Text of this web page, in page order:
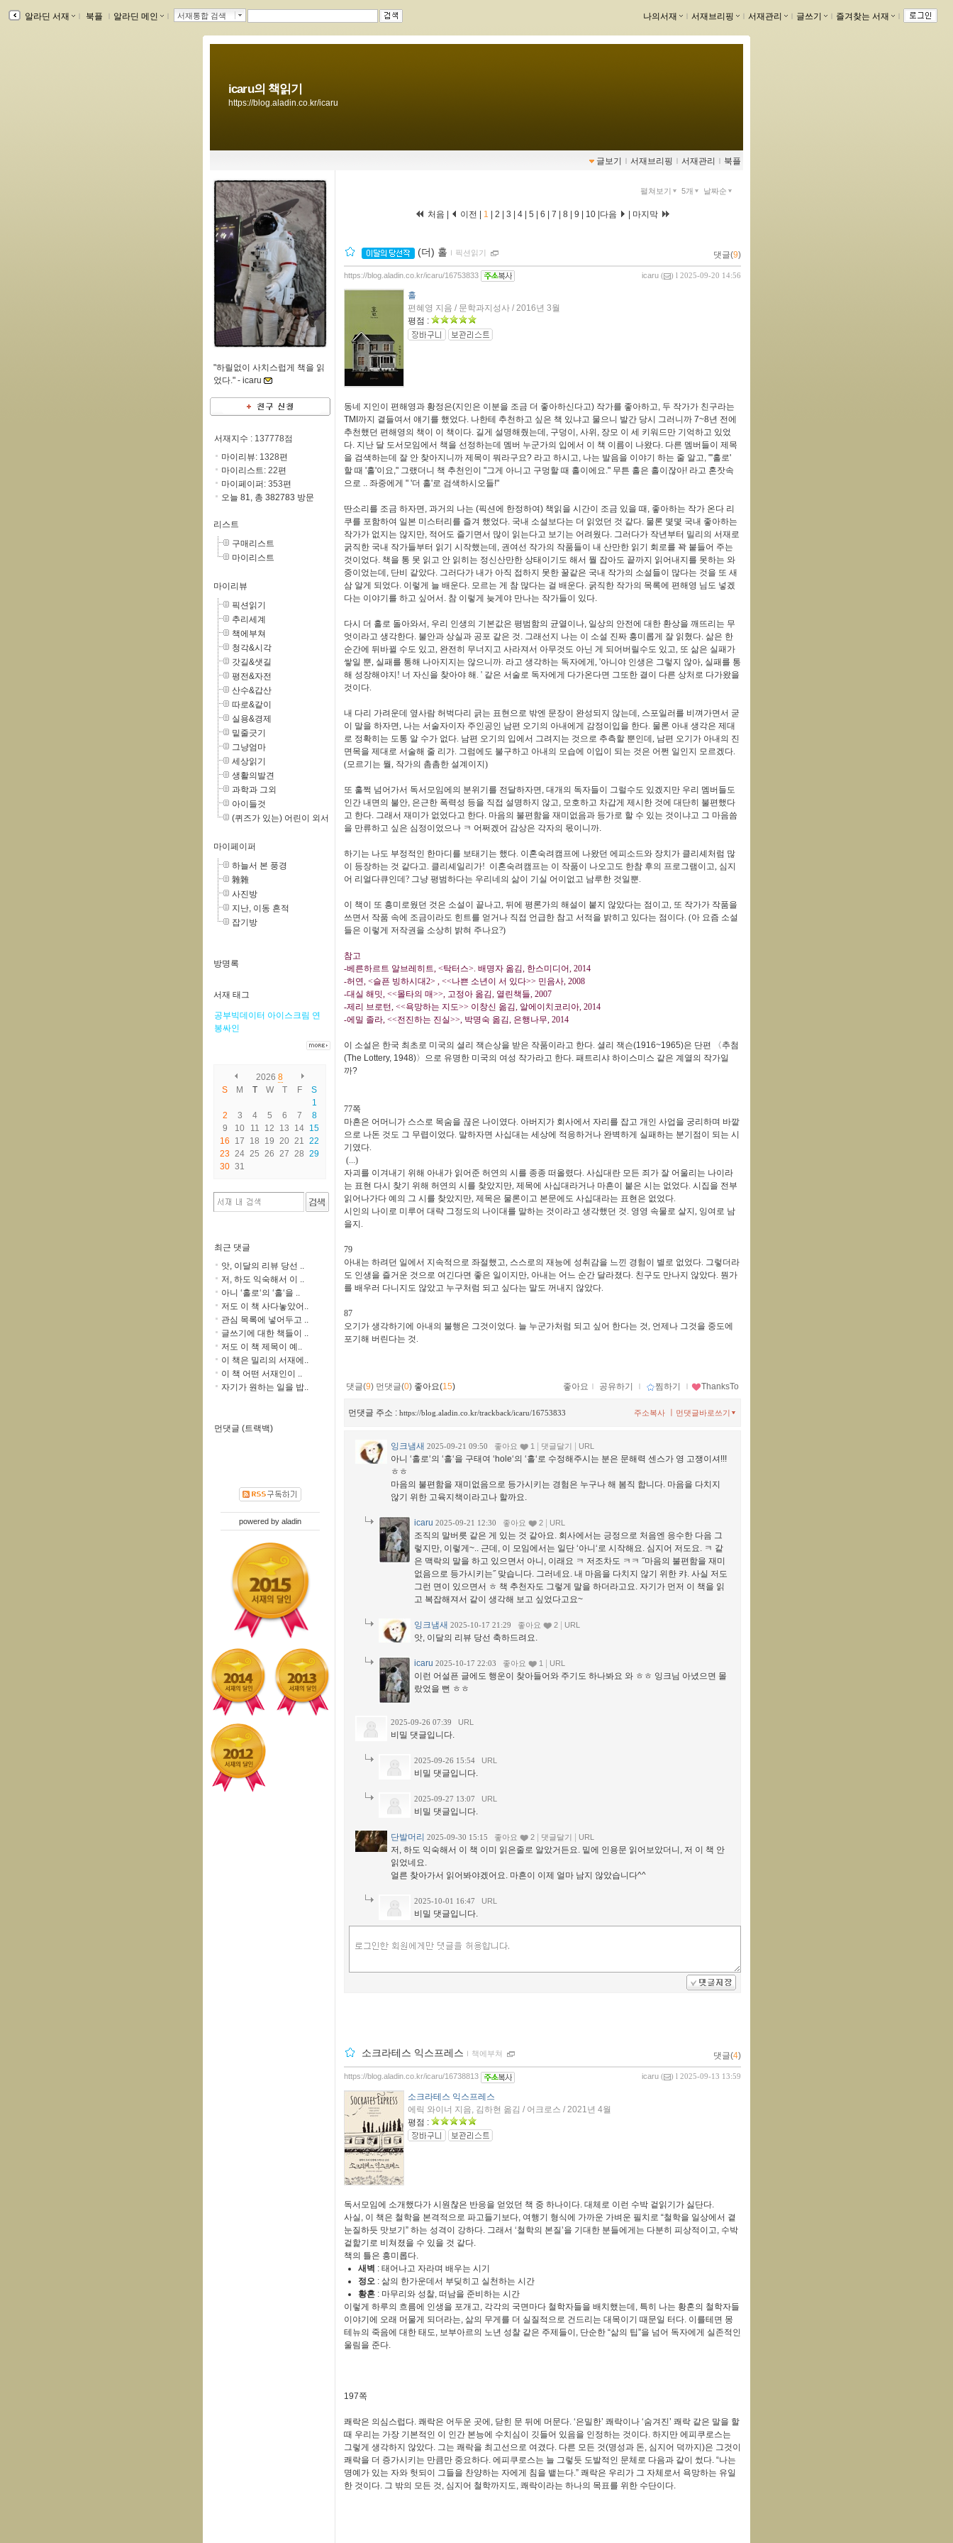
알라딘 서재 북플 알라딘 메인 서재통합 검색 나의서재 서재브리핑 서재관리 글쓰기 즐겨찾는 서재
icaru의 책읽기
https://blog.aladin.co.kr/icaru
글보기 ｌ 서재브리핑 ｌ 서재관리 ｌ 북플
"하릴없이 사치스럽게 책을 읽
었다." - icaru
서재지수 : 137778점
마이리뷰: 1328편
마이리스트: 22편
마이페이퍼: 353편
오늘 81, 총 382783 방문
리스트
구매리스트
마이리스트
마이리뷰
픽션읽기
추리세계
책에부쳐
청각&시각
갓길&샛길
평전&자전
산수&갑산
따로&같이
실용&경제
밑줄긋기
그냥엄마
세상읽기
생활의발견
과학과 그외
아이들것
(퀴즈가 있는) 어린이 외서
마이페이퍼
하늘서 본 풍경
雜雜
사진방
지난, 이동 흔적
잡기방
방명록
서재 태그
공부빅데이터 아이스크림 연
봉싸인
2026 8
S
M T W T F
S
1
2
3 4 5 6 7
8
9
10 11 12 13 14 15
16
17 18 19 20 21 22
23 24 25 26 27 28 29
30 31
최근 댓글
앗, 이달의 리뷰 당선 ..
저, 하도 익숙해서 이 ..
아니 ‘홀로‘의 ‘홀‘을 ..
저도 이 책 사다놓았어..
관심 목록에 넣어두고 ..
글쓰기에 대한 책들이 ..
저도 이 책 제목이 예..
이 책은 밀리의 서재에..
이 책 어떤 서재인이 ..
자기가 원하는 일을 밥..
먼댓글 (트랙백)
powered by aladin
펼쳐보기 5개 날짜순
처음 | 이전 | 1 2 3 4 5 6 7 8 9 10 다음 마지막
(더) 홀 ｌ 픽션읽기 댓글(9)
icaru ( ) l 2025-09-20 14:56
https://blog.aladin.co.kr/icaru/16753833
홀
편혜영 지음 / 문학과지성사 / 2016년 3월
평점 :
동네 지인이 편해영과 황정은(지인은 이분을 조금 더 좋아하신다고) 작가를 좋아하고, 두 작가가 친구라는
TMI까지 곁들여서 얘기를 했었다. 나한테 추천하고 싶은 책 있냐고 물으니 발간 당시 그러니까 7~8년 전에
추천했던 편해영의 책이 이 책이다. 길게 설명해줬는데, 구덩이, 사위, 장모 이 세 키워드만 기억하고 있었
다. 지난 달 도서모임에서 책을 선정하는데 멤버 누군가의 입에서 이 책 이름이 나왔다. 다른 멤버들이 제목
을 검색하는데 잘 안 찾아지니까 제목이 뭐라구요? 라고 하시고, 나는 발음을 이야기 하는 줄 알고, "'홀로'
할 때 '홀'이요," 그랬더니 책 추천인이 "그게 아니고 구멍할 때 홀이에요." 무튼 홀은 홀이잖아! 라고 혼잣속
으로 .. 좌중에게 " '더 홀'로 검색하시오들!"
딴소리를 조금 하자면, 과거의 나는 (픽션에 한정하여) 책읽을 시간이 조금 있을 때, 좋아하는 작가 온다 리
쿠를 포함하여 일본 미스터리를 즐겨 했었다. 국내 소설보다는 더 읽었던 것 같다. 물론 몇몇 국내 좋아하는
작가가 없지는 않지만, 적어도 즐기면서 많이 읽는다고 보기는 어려웠다. 그러다가 작년부터 밀리의 서재로
굵직한 국내 작가들부터 읽기 시작했는데, 권여선 작가의 작품들이 내 산만한 읽기 회로를 꽉 붙들어 주는
것이었다. 책을 통 못 읽고 안 읽히는 정신산만한 상태이기도 해서 뭘 잡아도 끝까지 읽어내지를 못하는 와
중이었는데, 단비 같았다. 그러다가 내가 아직 접하지 못한 꿀같은 국내 작가의 소설들이 많다는 것을 또 새
삼 알게 되었다. 이렇게 늘 배운다. 모르는 게 참 많다는 걸 배운다. 굵직한 작가의 목록에 편해영 님도 넣겠
다는 이야기를 하고 싶어서. 참 이렇게 늦게야 만나는 작가들이 있다.
다시 더 홀로 돌아와서, 우리 인생의 기본값은 평범함의 균열이나, 일상의 안전에 대한 환상을 깨뜨리는 무
엇이라고 생각한다. 불안과 상실과 공포 같은 것. 그래선지 나는 이 소설 진짜 흥미롭게 잘 읽혔다. 삶은 한
순간에 뒤바뀔 수도 있고, 완전히 무너지고 사라져서 아무것도 아닌 게 되어버릴수도 있고, 또 삶은 실패가
쌓일 뿐, 실패를 통해 나아지지는 않으니까. 라고 생각하는 독자에게, '아니야 인생은 그렇지 않아, 실패를 통
해 성장해야지! 너 자신을 찾아야 해. ' 같은 서술로 독자에게 다가온다면 그또한 결이 다른 상처로 다가왔을
것이다.
내 다리 가려운데 옆사람 허벅다리 긁는 표현으로 밖엔 문장이 완성되지 않는데, 스포일러를 비껴가면서 굳
이 말을 하자면, 나는 서술자이자 주인공인 남편 오기의 아내에게 감정이입을 한다. 물론 아내 생각은 제대
로 정확히는 도통 알 수가 없다. 남편 오기의 입에서 그려지는 것으로 추측할 뿐인데, 남편 오기가 아내의 진
면목을 제대로 서술해 줄 리가. 그럼에도 불구하고 아내의 모습에 이입이 되는 것은 어쩐 일인지 모르겠다.
(모르기는 뭘, 작가의 촘촘한 설계이지)
또 훌쩍 넘어가서 독서모임에의 분위기를 전달하자면, 대개의 독자들이 그럴수도 있겠지만 우리 멤버들도
인간 내면의 불안, 은근한 폭력성 등을 직접 설명하지 않고, 모호하고 차갑게 제시한 것에 대단히 불편했다
고 한다. 그래서 재미가 없었다고 한다. 마음의 불편함을 재미없음과 등가로 할 수 있는 것이냐고 그 마음씀
을 만류하고 싶은 심정이었으나 ㅋ 어쩌겠어 감상은 각자의 몫이니까.
하기는 나도 부정적인 한마디를 보태기는 했다. 이혼숙려캠프에 나왔던 에피소드와 장치가 클리셰처럼 많
이 등장하는 것 같다고. 클리셰일리가! 이혼숙려캠프는 이 작품이 나오고도 한참 후의 프로그램이고, 심지
어 리얼다큐인데? 그냥 평범하다는 우리네의 삶이 기실 어이없고 남루한 것일뿐.
이 책이 또 흥미로웠던 것은 소설이 끝나고, 뒤에 평론가의 해설이 붙지 않았다는 점이고, 또 작가가 작품을
쓰면서 작품 속에 조금이라도 힌트를 얻거나 직접 언급한 참고 서적을 밝히고 있다는 점이다. (아 요즘 소설
들은 이렇게 저작권을 소상히 밝혀 주나요?)
참고
-베른하르트 알브레히트, <탁터스>. 배명자 옮김, 한스미디어, 2014
-허연, <슬픈 빙하시대2> , <<나쁜 소년이 서 있다>> 민음사, 2008
-대실 해밋, <<몰타의 매>>, 고정아 옮김, 열린책들, 2007
-제리 브로턴, <<욕망하는 지도>> 이창신 옮김, 알에이치코리아, 2014
-에밀 졸라, <<전진하는 진실>>, 박명숙 옮김, 은행나무, 2014
이 소설은 한국 최초로 미국의 셜리 잭슨상을 받은 작품이라고 한다. 셜리 잭슨(1916~1965)은 단편 〈추첨
(The Lottery, 1948)〉으로 유명한 미국의 여성 작가라고 한다. 패트리샤 하이스미스 같은 계열의 작가일
까?
77쪽
마흔은 어머니가 스스로 목숨을 끊은 나이였다. 아버지가 회사에서 자리를 잡고 개인 사업을 궁리하며 바깥
으로 나돈 것도 그 무렵이었다. 말하자면 사십대는 세상에 적응하거나 완벽하게 실패하는 분기점이 되는 시
기였다.
(...)
자괴를 이겨내기 위해 아내가 읽어준 허연의 시를 종종 떠올렸다. 사십대란 모든 죄가 잘 어울리는 나이라
는 표현 다시 찾기 위해 허연의 시를 찾았지만, 제목에 사십대라거나 마흔이 붙은 시는 없었다. 시집을 전부
읽어나가다 예의 그 시를 찾았지만, 제목은 물론이고 본문에도 사십대라는 표현은 없었다.
시인의 나이로 미루어 대략 그정도의 나이대를 말하는 것이라고 생각했던 것. 영영 속물로 살지 , 잉여로 남
을지 .
79
아내는 하려던 일에서 지속적으로 좌절했고, 스스로의 재능에 성취감을 느낀 경험이 별로 없었다. 그렇더라
도 인생을 즐거운 것으로 여긴다면 좋은 일이지만, 아내는 어느 순간 달라졌다. 친구도 만나지 않았다. 뭔가
를 배우러 다니지도 않았고 누구처럼 되고 싶다는 말도 꺼내지 않았다.
87
오기가 생각하기에 아내의 불행은 그것이었다. 늘 누군가처럼 되고 싶어 한다는 것, 언제나 그것을 중도에
포기해 버린다는 것.
댓글(9) 먼댓글(0) 좋아요(15) 좋아요 ｌ 공유하기 ｌ 찜하기 ｌ ThanksTo
먼댓글 주소 : https://blog.aladin.co.kr/trackback/icaru/16753833 먼댓글바로쓰기
주소복사
잉크냄새 2025-09-21 09:50 좋아요 1 댓글달기 URL
아니 ‘홀로‘의 ‘홀‘을 구태여 ‘hole‘의 ‘홀‘로 수정해주시는 분은 문해력 센스가 영 고쟁이셔!!!
ㅎㅎ
마음의 불편함을 재미없음으로 등가시키는 경험은 누구나 해 봄직 합니다. 마음을 다치지
않기 위한 고육지책이라고나 할까요.
icaru 2025-09-21 12:30 좋아요 2 URL
조직의 말버릇 같은 게 있는 것 같아요. 회사에서는 긍정으로 처음엔 응수한 다음 그
렇지만, 이렇게~.. 근데, 이 모임에서는 일단 ‘아니‘로 시작해요. 심지어 저도요. ㅋ 같
은 맥락의 말을 하고 있으면서 아니, 이래요 ㅋ 저조차도 ㅋㅋ ˝마음의 불편함을 재미
없음으로 등가시키는˝ 맞습니다. 그러네요. 내 마음을 다치지 않기 위한 캬. 사실 저도
그런 면이 있으면서 ㅎ 책 추천자도 그렇게 말을 하더라고요. 자기가 먼저 이 책을 읽
고 복잡해져서 같이 생각해 보고 싶었다고요~
잉크냄새 2025-10-17 21:29 좋아요 2 URL
앗, 이달의 리뷰 당선 축하드려요.
icaru 2025-10-17 22:03 좋아요 1 URL
이런 어설픈 글에도 행운이 찾아들어와 주기도 하나봐요 와 ㅎㅎ 잉크님 아녔으면 몰
랐었을 뻔 ㅎㅎ
2025-09-26 07:39 URL
비밀 댓글입니다.
2025-09-26 15:54 URL
비밀 댓글입니다.
2025-09-27 13:07 URL
비밀 댓글입니다.
단발머리 2025-09-30 15:15 좋아요 2 댓글달기 URL
저, 하도 익숙해서 이 책 이미 읽은줄로 알았거든요. 밑에 인용문 읽어보았더니, 저 이 책 안
읽었네요.
얼른 찾아가서 읽어봐야겠어요. 마흔이 이제 얼마 남지 않았습니다^^
2025-10-01 16:47 URL
비밀 댓글입니다.
소크라테스 익스프레스 ｌ 책에부쳐 댓글(4)
icaru ( ) l 2025-09-13 13:59
https://blog.aladin.co.kr/icaru/16738813
소크라테스 익스프레스
에릭 와이너 지음, 김하현 옮김 / 어크로스 / 2021년 4월
평점 :
독서모임에 소개했다가 시원찮은 반응을 얻었던 책 중 하나이다. 대체로 이런 수박 겉읽기가 싫단다.
사실, 이 책은 철학을 본격적으로 파고들기보다, 여행기 형식에 가까운 가벼운 필치로 “철학을 일상에서 곁
눈질하듯 맛보기” 하는 성격이 강하다. 그래서 ‘철학의 본질’을 기대한 분들에게는 다분히 피상적이고, 수박
겉핥기로 비쳐졌을 수 있을 것 같다.
책의 틀은 흥미롭다.
새벽 : 태어나고 자라며 배우는 시기
정오 : 삶의 한가운데서 부딪히고 실천하는 시간
황혼 : 마무리와 성찰, 떠남을 준비하는 시간
이렇게 하루의 흐름에 인생을 포개고, 각각의 국면마다 철학자들을 배치했는데, 특히 나는 황혼의 철학자들
이야기에 오래 머물게 되더라는, 삶의 무게를 더 실질적으로 건드리는 대목이기 때문일 터다. 이를테면 몽
테뉴의 죽음에 대한 태도, 보부아르의 노년 성찰 같은 주제들이, 단순한 “삶의 팁”을 넘어 독자에게 실존적인
울림을 준다.
197쪽
쾌락은 의심스럽다. 쾌락은 어두운 곳에 , 닫힌 문 뒤에 머문다. ‘은밀한’ 쾌락이나 ‘숨겨진’ 쾌락 같은 말을 할
때 우리는 가장 기본적인 이 인간 본능에 수치심이 깃들어 있음을 인정하는 것이다. 하지만 에피쿠로스는
그렇게 생각하지 않았다. 그는 쾌락을 최고선으로 여겼다. 다른 모든 것(명성과 돈, 심지어 덕까지 )은 그것이
쾌락을 더 증가시키는 만큼만 중요하다. 에피쿠로스는 늘 그렇듯 도발적인 문체로 다음과 같이 썼다. “나는
명예가 있는 자와 헛되이 그들을 찬양하는 자에게 침을 뱉는다.” 쾌락은 우리가 그 자체로서 욕망하는 유일
한 것이다. 그 밖의 모든 것, 심지어 철학까지도, 쾌락이라는 하나의 목표를 위한 수단이다.